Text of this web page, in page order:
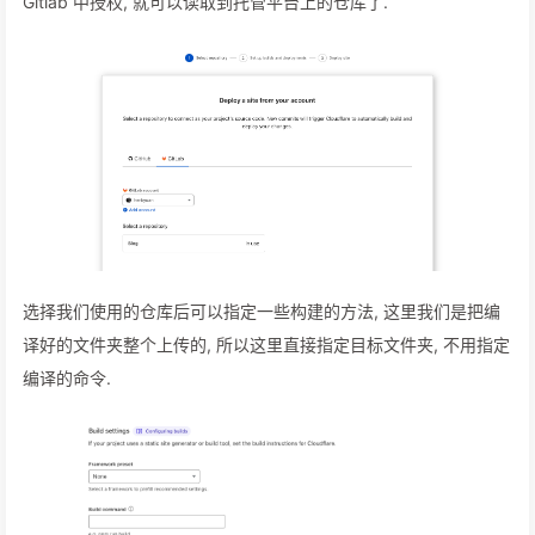
选择我们使用的仓库后可以指定一些构建的方法, 这里我们是把编
译好的文件夹整个上传的, 所以这里直接指定目标文件夹, 不用指定
编译的命令.